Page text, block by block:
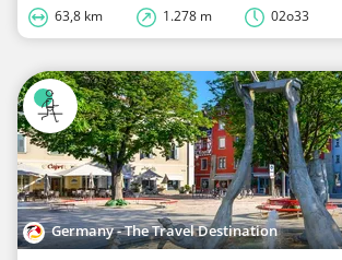
63,8 km 1.278 m 02o33
Germany - The Travel Destination